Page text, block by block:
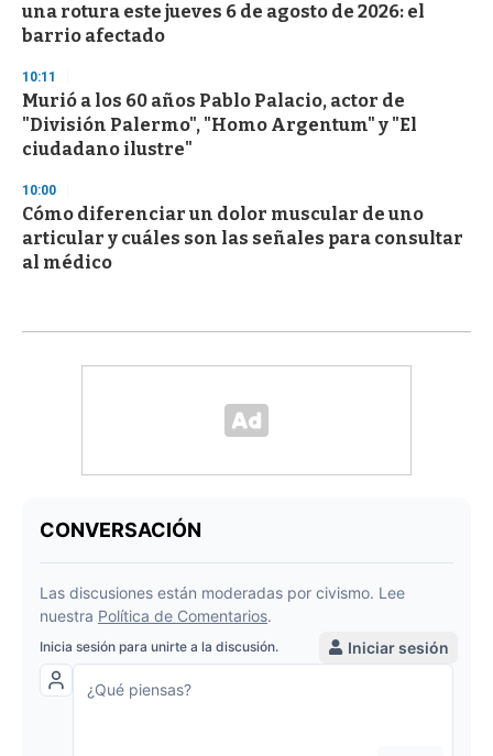
una rotura este jueves 6 de agosto de 2026: el
barrio afectado
10:11
Murió a los 60 años Pablo Palacio, actor de
"División Palermo", "Homo Argentum" y "El
ciudadano ilustre"
10:00
Cómo diferenciar un dolor muscular de uno
articular y cuáles son las señales para consultar
al médico